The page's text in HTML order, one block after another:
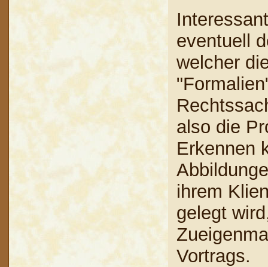
eventuell
welcher
also die
Erkennen
ihrem
gelegt
Vortrags.